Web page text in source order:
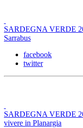
SARDEGNA VERDE
Sarrabus
facebook
twitter
SARDEGNA VERDE
vivere in Planargia